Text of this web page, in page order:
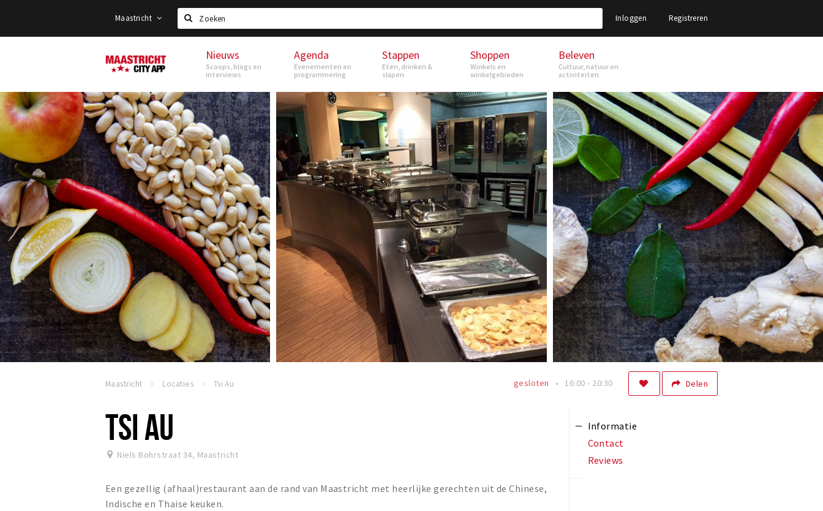
Maastricht
Zoeken
Inloggen Registreren
Maastricht Nieuws
Scoops, blogs en
interviews
Agenda
Evenementen en
programmering
Stappen
Eten, drinken &
slapen
Shoppen
Winkels en
winkelgebieden
Beleven
Cultuur, natuur en
activiteiten
Maastricht Locaties Tsi Au Delen
gesloten 16:00 - 20:30
TSI AU
Niels Bohrstraat 34, Maastricht
Een gezellig (afhaal)restaurant aan de rand van Maastricht met heerlijke gerechten uit de Chinese,
Indische en Thaise keuken.
Informatie
Contact
Reviews